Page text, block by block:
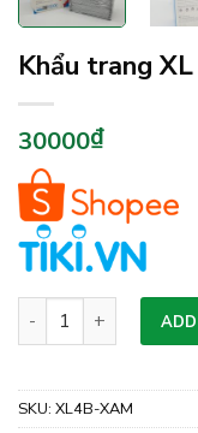
Khẩu trang
30000₫
Khẩu trang XL Mask
SKU: XL4B-XAM